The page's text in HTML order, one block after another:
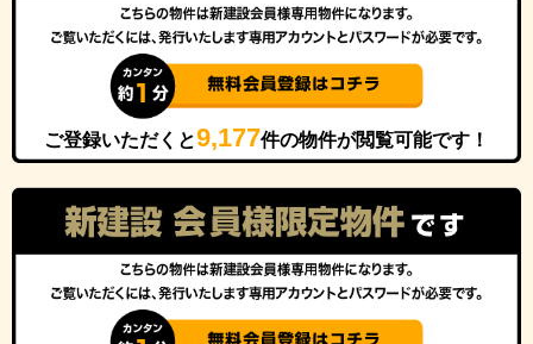
ご登録いただくと9,177件の物件が閲覧可能です！